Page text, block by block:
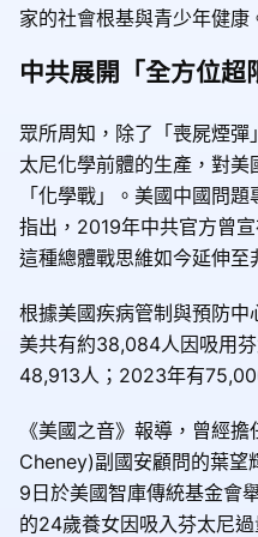
家的社會根基與青少年健康
中共展開「全方位超
眾所周知，除了「喪屍煙
太尼化學前體的生產，對
「化學戰」。美國中國問
指出，2019年中共官方曾
這種總體戰思維如今延伸至
根據美國疾病管制與預防
美共有約38,084人因吸用
48,913人；2023年有
《美國之音》報導，曾經
Cheney)副國安顧問的葉
9日於美國智庫傳統基金會
的24歲養女因吸入芬太尼